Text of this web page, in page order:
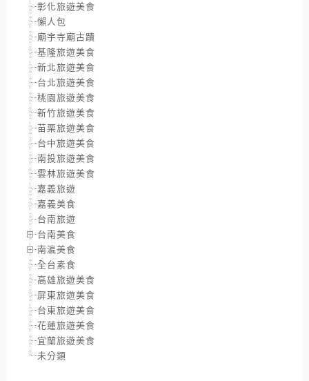
彰化旅遊美食
懶人包
廟宇寺廟古蹟
基隆旅遊美食
新北旅遊美食
台北旅遊美食
桃園旅遊美食
新竹旅遊美食
苗栗旅遊美食
台中旅遊美食
南投旅遊美食
雲林旅遊美食
嘉義旅遊
嘉義美食
台南旅遊
台南美食
南瀛美食
全台素食
高雄旅遊美食
屏東旅遊美食
台東旅遊美食
花蓮旅遊美食
宜蘭旅遊美食
未分類